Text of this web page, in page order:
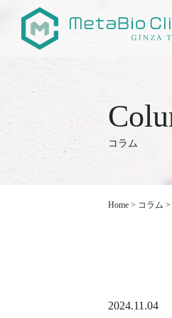
コラム
Home > コラム >
2024.11.04